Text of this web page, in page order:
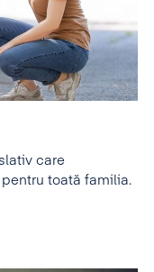
care
toată familia.